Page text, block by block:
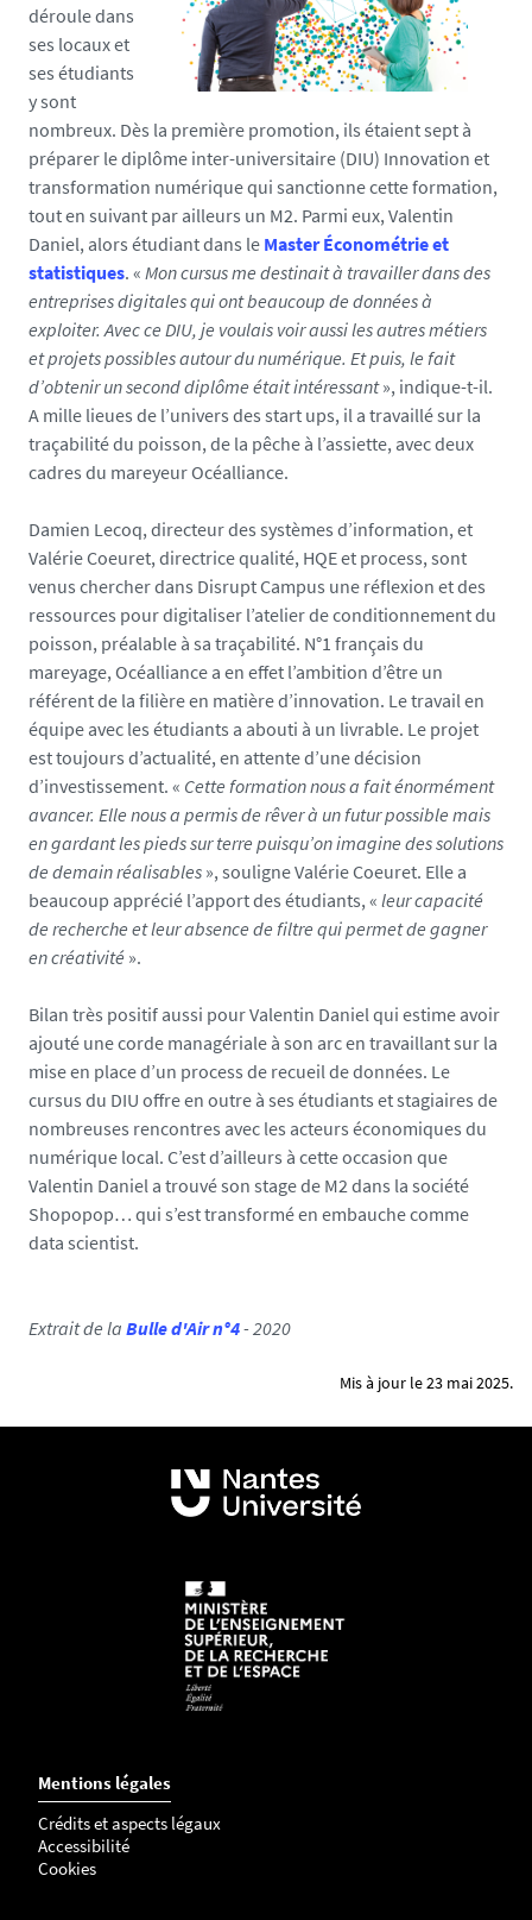
déroule dans
ses locaux et
ses étudiants
y sont
nombreux. Dès la première promotion, ils étaient sept à
préparer le diplôme inter-universitaire (DIU) Innovation et
transformation numérique qui sanctionne cette formation,
tout en suivant par ailleurs un M2. Parmi eux, Valentin
Daniel, alors étudiant dans le Master Économétrie et
statistiques. « Mon cursus me destinait à travailler dans des
entreprises digitales qui ont beaucoup de données à
exploiter. Avec ce DIU, je voulais voir aussi les autres métiers
et projets possibles autour du numérique. Et puis, le fait
d’obtenir un second diplôme était intéressant», indique-t-il.
A mille lieues de l’univers des start ups, il a travaillé sur la
traçabilité du poisson, de la pêche à l’assiette, avec deux
cadres du mareyeur Océalliance.
Damien Lecoq, directeur des systèmes d’information, et
Valérie Coeuret, directrice qualité, HQE et process, sont
venus chercher dans Disrupt Campus une réflexion et des
ressources pour digitaliser l’atelier de conditionnement du
poisson, préalable à sa traçabilité. N°1 français du
mareyage, Océalliance a en effet l’ambition d’être un
référent de la filière en matière d’innovation. Le travail en
équipe avec les étudiants a abouti à un livrable. Le projet
est toujours d’actualité, en attente d’une décision
d’investissement. « Cette formation nous a fait énormément
avancer. Elle nous a permis de rêver à un futur possible mais
en gardant les pieds sur terre puisqu’on imagine des solutions
de demain réalisables », souligne Valérie Coeuret. Elle a
beaucoup apprécié l’apport des étudiants, « leur capacité
de recherche et leur absence de filtre qui permet de gagner
en créativité ».
Bilan très positif aussi pour Valentin Daniel qui estime avoir
ajouté une corde managériale à son arc en travaillant sur la
mise en place d’un process de recueil de données. Le
cursus du DIU offre en outre à ses étudiants et stagiaires de
nombreuses rencontres avec les acteurs économiques du
numérique local. C’est d’ailleurs à cette occasion que
Valentin Daniel a trouvé son stage de M2 dans la société
Shopopop… qui s’est transformé en embauche comme
data scientist.
Extrait de la Bulle d'Air n°4- 2020
Mis à jour le 23 mai 2025.
Mentions légales
Crédits et aspects légaux
Accessibilité
Cookies